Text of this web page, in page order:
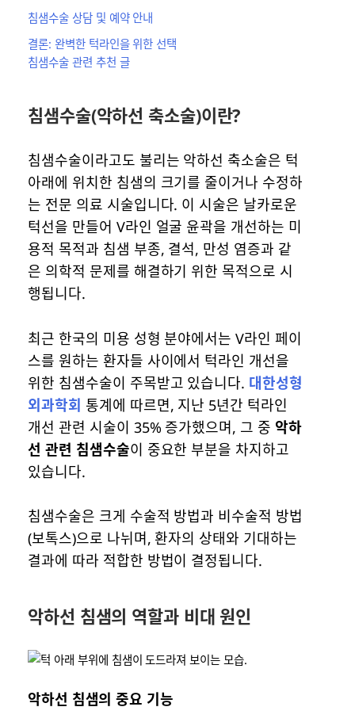
침샘수술 상담 및 예약 안내
결론: 완벽한 턱라인을 위한 선택
침샘수술 관련 추천 글
침샘수술(악하선 축소술)이란?
침샘수술이라고도 불리는 악하선 축소술은 턱
아래에 위치한 침샘의 크기를 줄이거나 수정하
는 전문 의료 시술입니다. 이 시술은 날카로운
턱선을 만들어 V라인 얼굴 윤곽을 개선하는 미
용적 목적과 침샘 부종, 결석, 만성 염증과 같
은 의학적 문제를 해결하기 위한 목적으로 시
행됩니다.
최근 한국의 미용 성형 분야에서는 V라인 페이
스를 원하는 환자들 사이에서 턱라인 개선을
위한 침샘수술이 주목받고 있습니다. 대한성형
외과학회 통계에 따르면, 지난 5년간 턱라인
개선 관련 시술이 35% 증가했으며, 그 중 악하
선 관련 침샘수술이 중요한 부분을 차지하고
있습니다.
침샘수술은 크게 수술적 방법과 비수술적 방법
(보톡스)으로 나뉘며, 환자의 상태와 기대하는
결과에 따라 적합한 방법이 결정됩니다.
악하선 침샘의 역할과 비대 원인
악하선 침샘의 중요 기능